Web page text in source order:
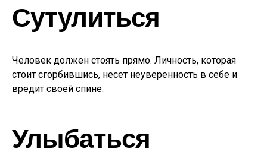
Сутулиться
Человек должен стоять прямо. Личность, которая
стоит сгорбившись, несет неуверенность в себе и
вредит своей спине.
Улыбаться